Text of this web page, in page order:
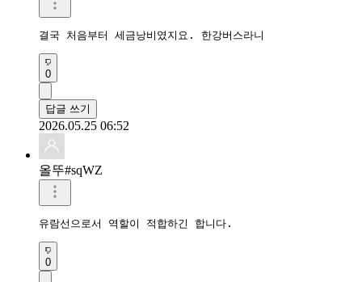
결국 처음부터 세금낭비였지요. 한강버스라니
0
답글 쓰기
2026.05.25 06:52
올뚜#sqWZ
유람선으로서 역할이 적합하긴 합니다.
0